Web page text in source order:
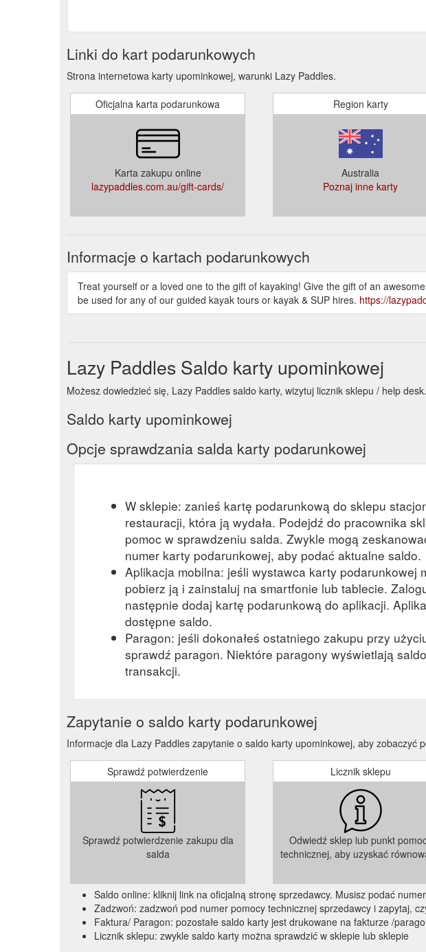
Linki do kart podarunkowych
Strona internetowa karty upominkowej, warunki Lazy Paddles.
Oficjalna karta podarunkowa
Karta zakupu online
lazypaddles.com.au/gift-cards/
Region karty
Australia
Poznaj inne karty
Informacje o kartach podarunkowych
Treat yourself or a loved one to the gift of kayaking! Give the gift of an
be used for any of our guided kayak tours or kayak & SUP hires. https://
Lazy Paddles Saldo karty upominkowej
Możesz dowiedzieć się, Lazy Paddles saldo karty, wizytuj licznik sklepu / help desk.
Saldo karty upominkowej
Opcje sprawdzania salda karty podarunkowej
W sklepie: zanieś kartę podarunkową do sklepu
restauracji, która ją wydała. Podejdź do pracownika
pomoc w sprawdzeniu salda. Zwykle mogą
numer karty podarunkowej, aby podać aktualne saldo.
Aplikacja mobilna: jeśli wystawca karty podarunkowej
pobierz ją i zainstaluj na smartfonie lub tablecie.
następnie dodaj kartę podarunkową do aplikacji.
dostępne saldo.
Paragon: jeśli dokonałeś ostatniego zakupu przy
sprawdź paragon. Niektóre paragony wyświetlają
transakcji.
Zapytanie o saldo karty podarunkowej
Informacje dla Lazy Paddles zapytanie o saldo karty upominkowej, aby zobaczyć
Sprawdź potwierdzenie
Sprawdź potwierdzenie zakupu dla
salda
Licznik sklepu
Odwiedź sklep lub punkt
technicznej, aby uzyskać
Saldo online: kliknij link na oficjalną stronę sprzedawcy. Musisz podać
Zadzwoń: zadzwoń pod numer pomocy technicznej sprzedawcy i zapytaj,
Faktura/ Paragon: pozostałe saldo karty jest drukowane na fakturze /
Licznik sklepu: zwykle saldo karty można sprawdzić w sklepie lub sklepie